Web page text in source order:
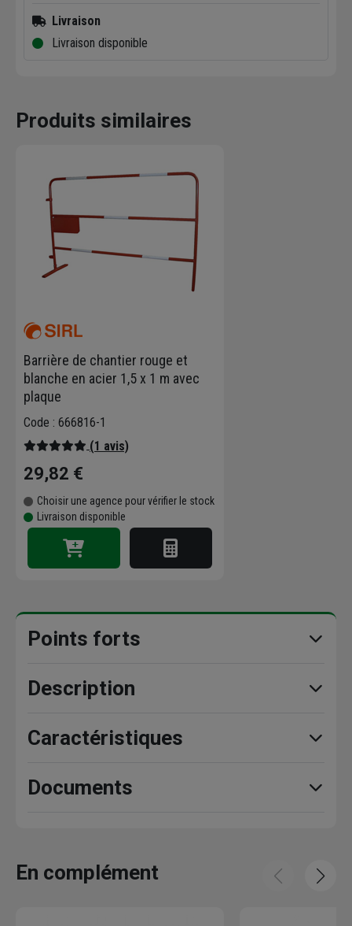
Livraison
Livraison disponible
Produits similaires
Barrière de chantier rouge et
blanche en acier 1,5 x 1 m avec
plaque
Code : 666816-1
(1 avis)
29,82 €
Choisir une agence pour vérifier le stock
Livraison disponible
Points forts
Description
Caractéristiques
Documents
En complément